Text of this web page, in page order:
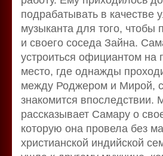
подрабатывать в качестве
музыканта для того, чтобы
и своего соседа Зайна.
устроиться официантом на
место, где однажды
между Роджером и Мирой, с
знакомится впоследствии.
рассказывает Самару о
которую она провела без
христианской индийской